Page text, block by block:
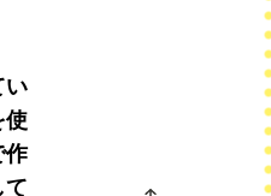
い
使
作
て